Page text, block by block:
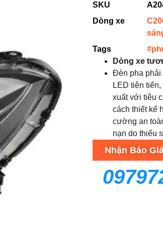
SKU
Dòng xe
Tags
Dòng xe
Đèn pha phải
LED tiên
xuất với tiêu
cách thiết kế
cường an
nạn do thiếu
Nhận Báo